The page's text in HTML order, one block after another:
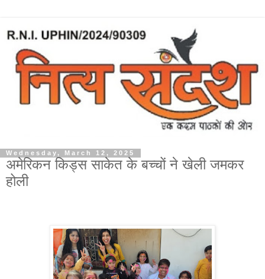
Wednesday, March 12, 2025
अमेरिकन किड्स साकेत के बच्चों ने खेली जमकर
होली